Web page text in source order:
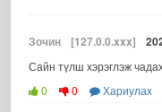
Зочин [127.0.0.xxx]
Сайн түлш хэрэглэж
0
0 Хариулах